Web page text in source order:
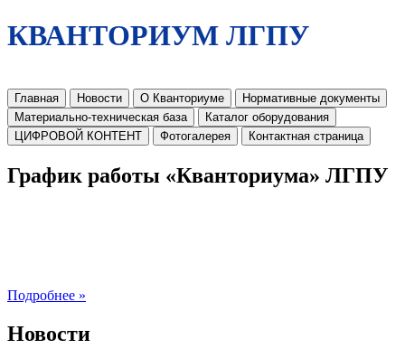
КВАНТОРИУМ ЛГПУ
Главная Новости О Кванториуме
Нормативные документы
Материально-техническая база
Каталог оборудования
ЦИФРОВОЙ КОНТЕНТ
Фотогалерея Контактная страница
График работы «Кванториума» ЛГПУ
Подробнее »
Новости